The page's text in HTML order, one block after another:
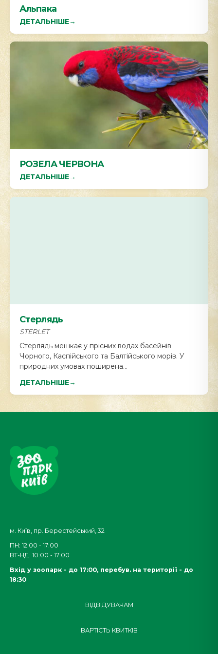
Альпака
ДЕТАЛЬНІШЕ→
РОЗЕЛА ЧЕРВОНА
ДЕТАЛЬНІШЕ→
Стерлядь
STERLET
Стерлядь мешкає у прісних водах басейнів
Чорного, Каспійського та Балтійського морів. У
природних умовах поширена...
ДЕТАЛЬНІШЕ→
м. Київ, пр. Берестейський, 32
ПН: 12:00 - 17:00
ВТ-НД: 10:00 - 17:00
Вхід у зоопарк - до 17:00, перебув. на території - до
18:30
ВІДВІДУВАЧАМ
ВАРТІСТЬ КВИТКІВ